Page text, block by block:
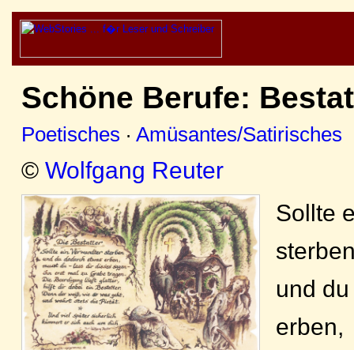
Schöne Berufe:
Poetisches · Amüsantes/Satirisches
© Wolfgang Reuter
Sollte
und
erben,